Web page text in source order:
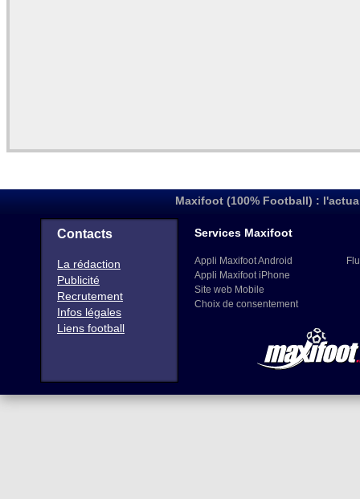
Maxifoot (100% Football) :
Contacts
La rédaction
Publicité
Recrutement
Infos légales
Liens football
Services Maxifoot
Appli Maxifoot Android
Appli Maxifoot iPhone
Site web Mobile
Choix de consentement